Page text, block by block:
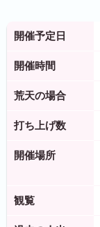
開催予定日
開催時間
荒天の場合
打ち上げ数
開催場所
観覧